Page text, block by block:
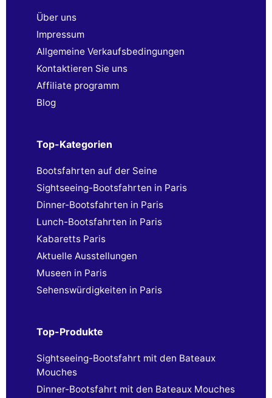
Über uns
Impressum
Allgemeine Verkaufsbedingungen
Kontaktieren Sie uns
Affiliate programm
Blog
Top-Kategorien
Bootsfahrten auf der Seine
Sightseeing-Bootsfahrten in Paris
Dinner-Bootsfahrten in Paris
Lunch-Bootsfahrten in Paris
Kabaretts Paris
Aktuelle Ausstellungen
Museen in Paris
Sehenswürdigkeiten in Paris
Top-Produkte
Sightseeing-Bootsfahrt mit den Bateaux
Mouches
Dinner-Bootsfahrt mit den Bateaux Mouches